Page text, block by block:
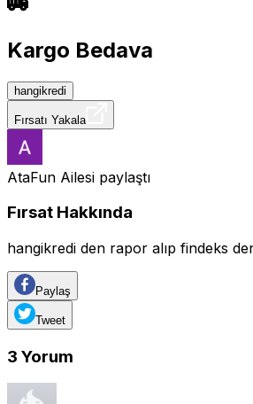
Kargo Bedava
hangikredi
Fırsatı Yakala
AtaFun Ailesi paylaştı
Fırsat Hakkında
hangikredi den rapor alıp findeks
Paylaş
Tweet
3 Yorum